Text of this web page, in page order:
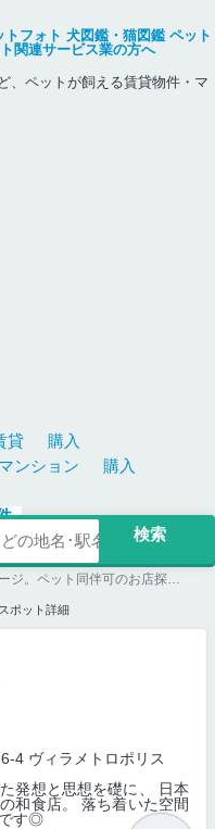
トフォト 犬図鑑・猫図鑑 ペット
関連サービス業の方へ
、ペットが飼える賃貸物件・マ
貸
購入
マンション
購入
東京都渋谷区のil cuore Shibuyaの詳細ページ。ペット同伴可のお店探しならペットホームウェブ。ペット可賃貸のお部屋探し、ペット可マンション購入のご検討時にもご利用ください。
スポット詳細
4 ヴィラメトロポリス
発想と思想を礎に、 日本
和食店。 落ち着いた空間
です◎